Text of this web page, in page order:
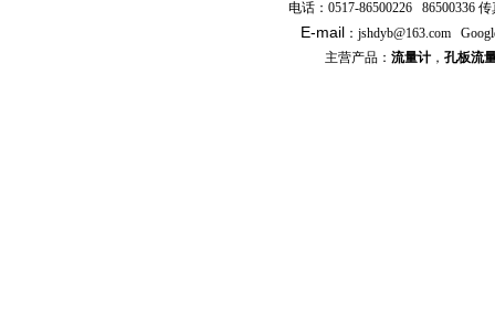
电话： 0517-86500226 86500336 传
E-mail ： jshdyb@163.com
主营产品： 流量计， 孔板流